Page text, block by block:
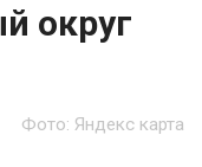
округ
Фото: Яндекс карта